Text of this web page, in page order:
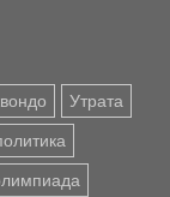
Утрата